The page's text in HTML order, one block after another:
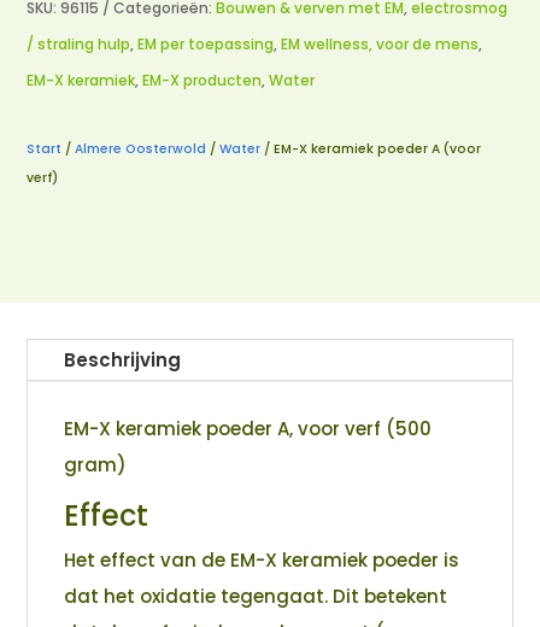
SKU:96115 Categorieën:Bouwen & verven met EM,electrosmog
/ straling hulp,EM per toepassing,EM wellness, voor de mens,
EM-X keramiek,EM-X producten,Water
Start /Almere Oosterwold /Water / EM-X keramiek poeder A (voor
verf)
Beschrijving
EM-X keramiek poeder A, voor verf (500
gram)
Effect
Het effect van de EM-X keramiek poeder is
dat het oxidatie tegengaat. Dit betekent